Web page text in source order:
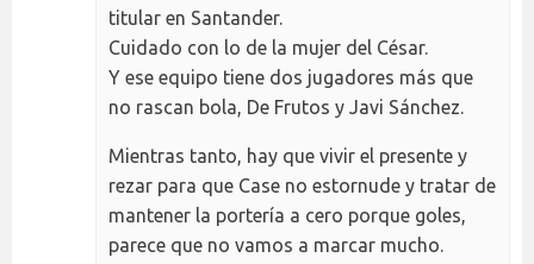
titular en Santander.
Cuidado con lo de la mujer del César.
Y ese equipo tiene dos jugadores más que
no rascan bola, De Frutos y Javi Sánchez.
Mientras tanto, hay que vivir el presente y
rezar para que Case no estornude y tratar de
mantener la portería a cero porque goles,
parece que no vamos a marcar mucho.